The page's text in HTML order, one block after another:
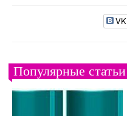
VK
Популярные статьи